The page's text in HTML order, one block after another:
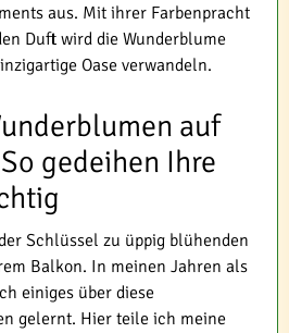
aus. Mit ihrer Farbenpracht
Duft wird die Wunderblume
Oase verwandeln.
auf
gedeihen Ihre
Schlüssel zu üppig blühenden
Balkon. In meinen Jahren als
einiges über diese
gelernt. Hier teile ich meine